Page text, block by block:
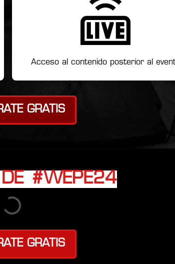
Acceso al contenido posterior al
GRATIS
DE #WEPE24
GRATIS